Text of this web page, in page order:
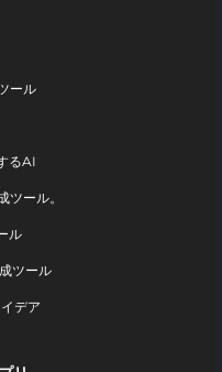
ール
るAI
ール。
ル
ツール
デア